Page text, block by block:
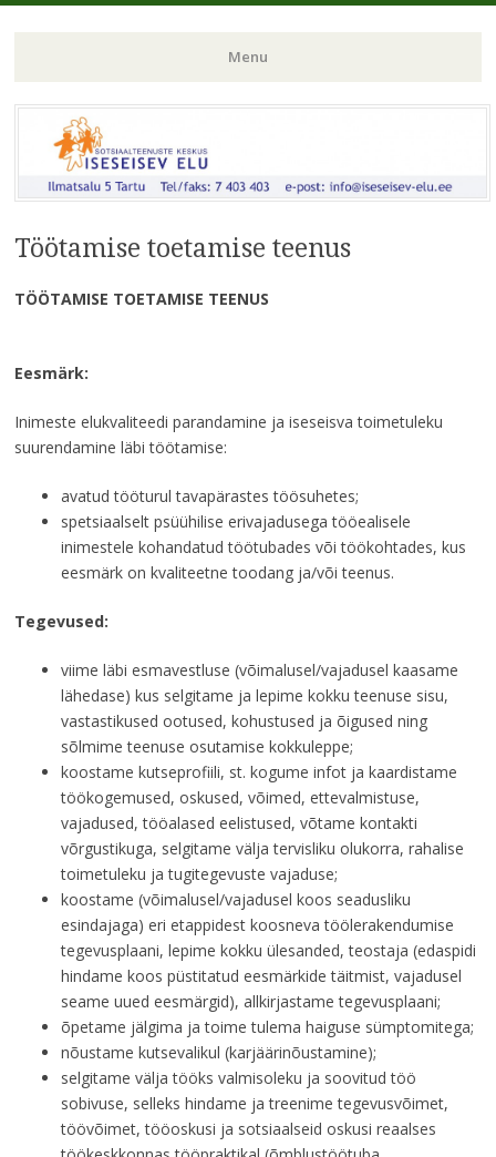
Menu
Skip
content
Töötamise toetamise teenus
TÖÖTAMISE TOETAMISE TEENUS
Eesmärk:
Inimeste elukvaliteedi parandamine ja iseseisva toimetuleku
suurendamine läbi töötamise:
avatud tööturul tavapärastes töösuhetes;
spetsiaalselt psüühilise erivajadusega tööealisele
inimestele kohandatud töötubades või töökohtades, kus
eesmärk on kvaliteetne toodang ja/või teenus.
Tegevused:
viime läbi esmavestluse (võimalusel/vajadusel kaasame
lähedase) kus selgitame ja lepime kokku teenuse sisu,
vastastikused ootused, kohustused ja õigused ning
sõlmime teenuse osutamise kokkuleppe;
koostame kutseprofiili, st. kogume infot ja kaardistame
töökogemused, oskused, võimed, ettevalmistuse,
vajadused, tööalased eelistused, võtame kontakti
võrgustikuga, selgitame välja tervisliku olukorra, rahalise
toimetuleku ja tugitegevuste vajaduse;
koostame (võimalusel/vajadusel koos seadusliku
esindajaga) eri etappidest koosneva töölerakendumise
tegevusplaani, lepime kokku ülesanded, teostaja (edaspidi
hindame koos püstitatud eesmärkide täitmist, vajadusel
seame uued eesmärgid), allkirjastame tegevusplaani;
õpetame jälgima ja toime tulema haiguse sümptomitega;
nõustame kutsevalikul (karjäärinõustamine);
selgitame välja tööks valmisoleku ja soovitud töö
sobivuse, selleks hindame ja treenime tegevusvõimet,
töövõimet, tööoskusi ja sotsiaalseid oskusi reaalses